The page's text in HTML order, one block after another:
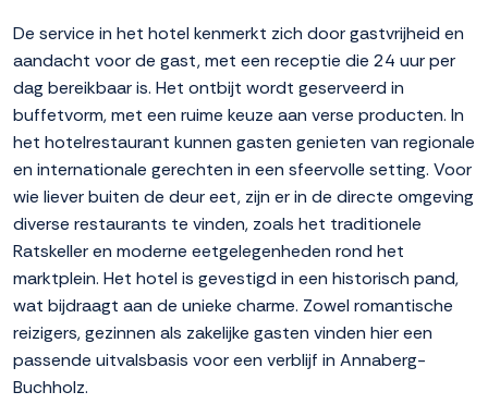
De service in het hotel kenmerkt zich door gastvrijheid en
aandacht voor de gast, met een receptie die 24 uur per
dag bereikbaar is. Het ontbijt wordt geserveerd in
buffetvorm, met een ruime keuze aan verse producten. In
het hotelrestaurant kunnen gasten genieten van regionale
en internationale gerechten in een sfeervolle setting. Voor
wie liever buiten de deur eet, zijn er in de directe omgeving
diverse restaurants te vinden, zoals het traditionele
Ratskeller en moderne eetgelegenheden rond het
marktplein. Het hotel is gevestigd in een historisch pand,
wat bijdraagt aan de unieke charme. Zowel romantische
reizigers, gezinnen als zakelijke gasten vinden hier een
passende uitvalsbasis voor een verblijf in Annaberg-
Buchholz.